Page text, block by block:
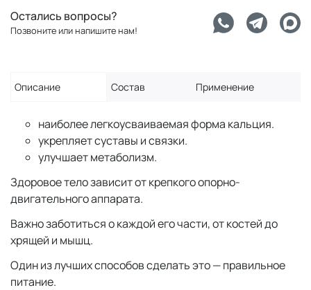
Остались вопросы?
Позвоните или напишите нам!
Описание Состав Применение
наиболее легкоусваиваемая форма кальция.
укрепляет суставы и связки.
улучшает метаболизм.
Здоровое тело зависит от крепкого опорно-
двигательного аппарата.
Важно заботиться о каждой его части, от костей до
хрящей и мышц.
Один из лучших способов сделать это — правильное
питание.